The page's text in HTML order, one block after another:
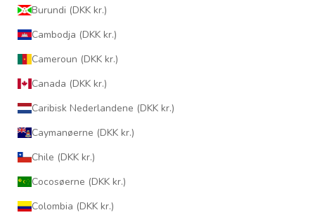
Burundi (DKK kr.)
Cambodja (DKK kr.)
Cameroun (DKK kr.)
Canada (DKK kr.)
Caribisk Nederlandene (DKK kr.)
Caymanøerne (DKK kr.)
Chile (DKK kr.)
Cocosøerne (DKK kr.)
Colombia (DKK kr.)